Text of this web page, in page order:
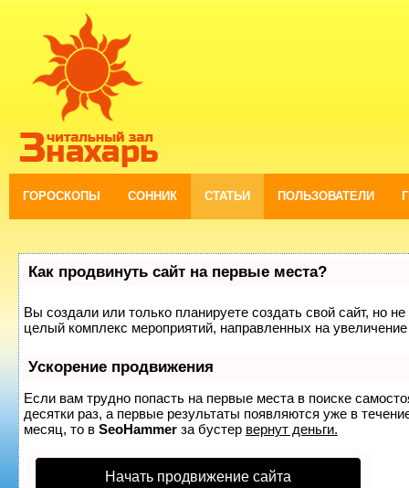
ГОРОСКОПЫ СОННИК СТАТЬИ ПОЛЬЗОВАТЕЛИ
Как продвинуть сайт на первые места?
Вы создали или только планируете создать свой сайт, но
целый комплекс мероприятий, направленных на
Ускорение продвижения
Если вам трудно попасть на первые места в поиске
десятки раз, а первые результаты появляются уже в
месяц, то в SeoHammerза бустер вернут деньги.
Начать продвижение сайта